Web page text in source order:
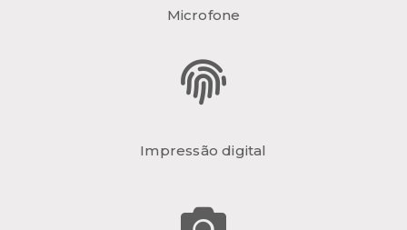
Microfone
Impressão digital